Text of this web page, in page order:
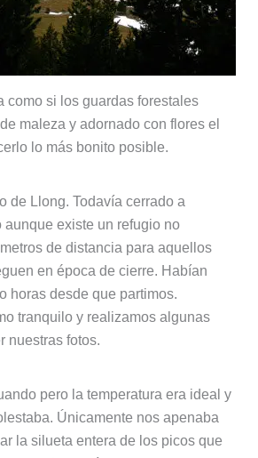
como si los guardas forestales
maleza y adornado con flores el
lo más bonito posible.
de Llong. Todavía cerrado a
aunque existe un refugio no
de distancia para aquellos
en época de cierre. Habían
horas desde que partimos.
tranquilo y realizamos algunas
nuestras fotos.
pero la temperatura era ideal y
Únicamente nos apenaba
la silueta entera de los picos que